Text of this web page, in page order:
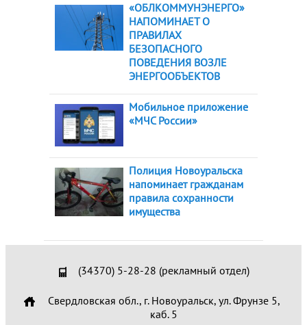
«ОБЛКОММУНЭНЕРГО»
НАПОМИНАЕТ О
ПРАВИЛАХ
БЕЗОПАСНОГО
ПОВЕДЕНИЯ ВОЗЛЕ
ЭНЕРГООБЪЕКТОВ
Мобильное приложение
«МЧС России»
Полиция Новоуральска
напоминает гражданам
правила сохранности
имущества
(34370) 5-28-28 (рекламный отдел)
Свердловская обл., г. Новоуральск, ул. Фрунзе 5,
каб. 5